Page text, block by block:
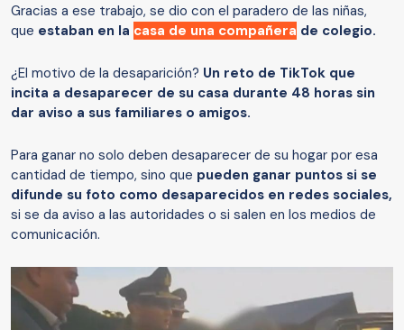
Gracias a ese trabajo, se dio con el paradero de las niñas,
que estaban en la casa de una compañera de colegio.
¿El motivo de la desaparición? Un reto de TikTok que
incita a desaparecer de su casa durante 48 horas sin
dar aviso a sus familiares o amigos.
Para ganar no solo deben desaparecer de su hogar por esa
cantidad de tiempo, sino que pueden ganar puntos si se
difunde su foto como desaparecidos en redes sociales,
si se da aviso a las autoridades o si salen en los medios de
comunicación.